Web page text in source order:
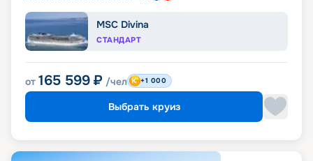
MSC Divina
СТАНДАРТ
от 165 599 ₽ /чел +1 000
Выбрать круиз